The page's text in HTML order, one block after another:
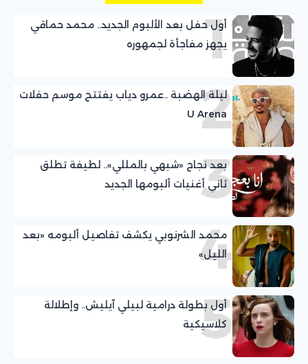
1
أول حفل بعد الألبوم الجديد.. محمد حماقي
يجهز مفاجأة لجمهوره
2
ليلة الهضبة ..عمرو دياب يفتتح موسم حفلات
U Arena
3
بعد نجاح «شبهي بالمللي».. لطيفة تطلق
ثاني أغنيات ألبومها الجديد
4
محمد الشرنوبي يكشف تفاصيل ألبومه «بعد
الليل»
5
أول بطولة درامية لبيلي آيليش.. وإطلالة
كلاسيكية